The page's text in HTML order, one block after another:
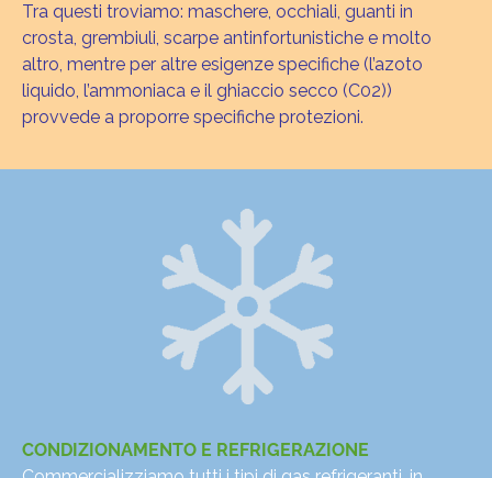
Tra questi troviamo: maschere, occhiali, guanti in
crosta, grembiuli, scarpe antinfortunistiche e molto
altro, mentre per altre esigenze specifiche (l’azoto
liquido, l’ammoniaca e il ghiaccio secco (C02))
provvede a proporre specifiche protezioni.
CONDIZIONAMENTO E REFRIGERAZIONE